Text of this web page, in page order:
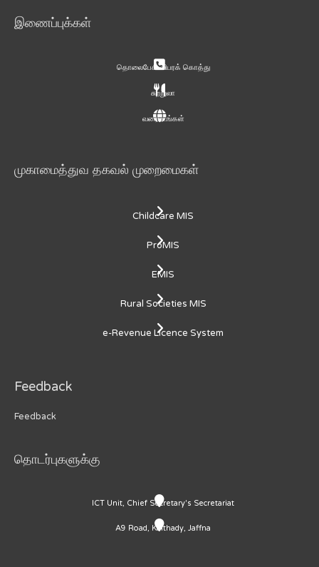
இணைப்புக்கள்
தொலைபேசி விபரக் கொத்து
சுற்றுலா
வரைபடங்கள்
முகாமைத்துவ தகவல் முறைமைகள்
Childcare MIS
ProMIS
EMIS
Rural Societies MIS
e-Revenue Licence System
Feedback
Feedback
தொடர்புகளுக்கு
ICT Unit, Chief Secretary's Secretariat
A9 Road, Kaithady, Jaffna